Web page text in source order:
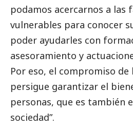
podamos acercarnos a las
vulnerables para conocer
poder ayudarles con
asesoramiento y
Por eso, el compromiso de
persigue garantizar el
personas, que es también
sociedad”.